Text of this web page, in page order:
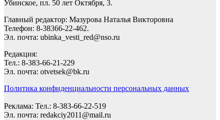
Убинское, пл. 50 лет Октября, 3.
Главный редактор: Мазурова Наталья Викторовна
Телефон: 8-38366-22-462.
Эл. почта: ubinka_vesti_red@nso.ru
Редакция:
Тел.: 8-383-66-21-229
Эл. почта: otvetsek@bk.ru
Политика конфиденциальности персональных данных
Реклама: Тел.: 8-383-66-22-519
Эл. почта: redakciy2011@mail.ru